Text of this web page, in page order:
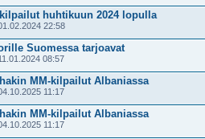
huhtikuun 2024 lopulla
22:58
Suomessa tarjoavat
08:57
MM-kilpailut Albaniassa
11:17
MM-kilpailut Albaniassa
11:17